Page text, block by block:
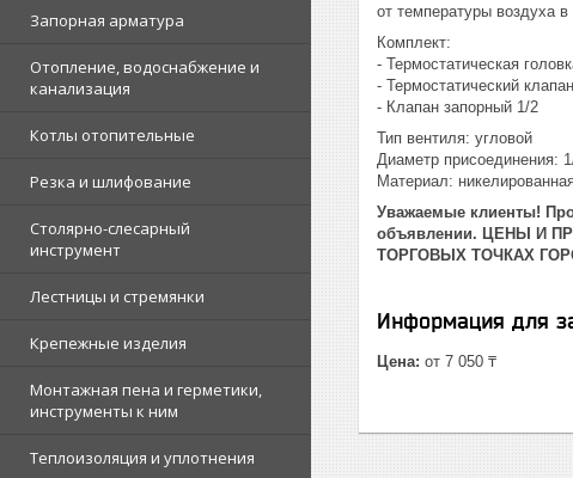
Запорная арматура
Отопление, водоснабжение и
канализация
Котлы отопительные
Резка и шлифование
Столярно-слесарный
инструмент
Лестницы и стремянки
Крепежные изделия
Монтажная пена и герметики,
инструменты к ним
Теплоизоляция и уплотнения
от температуры воздуха
Комплект:
- Термостатическая
- Термостатический
- Клапан запорный 1/2
Тип вентиля: угловой
Диаметр присоединения:
Материал:
Уважаемые клиенты!
объявлении. ЦЕНЫ И
ТОРГОВЫХ ТОЧКАХ
Информация для
Цена: от 7 050 ₸